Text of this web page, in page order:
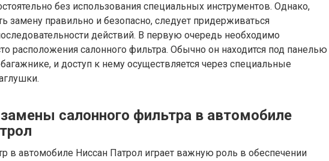
без использования специальных инструментов. Однако,
замену правильно и безопасно, следует придерживаться
действий. В первую очередь необходимо
расположения салонного фильтра. Обычно он находится под панелью
и доступ к нему осуществляется через специальные
салонного фильтра в автомобиле
в автомобиле Ниссан Патрол играет важную роль в обеспечении